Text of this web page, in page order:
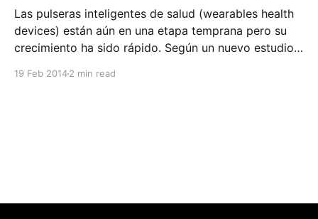
Las pulseras inteligentes de salud (wearables health
devices) están aún en una etapa temprana pero su
crecimiento ha sido rápido. Según un nuevo estudio
19 Feb 20142 min read